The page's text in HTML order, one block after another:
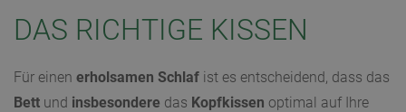
DAS RICHTIGE KISSEN
Für einen erholsamen Schlaf ist es entscheidend, dass das
Bett und insbesondere das Kopfkissen optimal auf Ihre